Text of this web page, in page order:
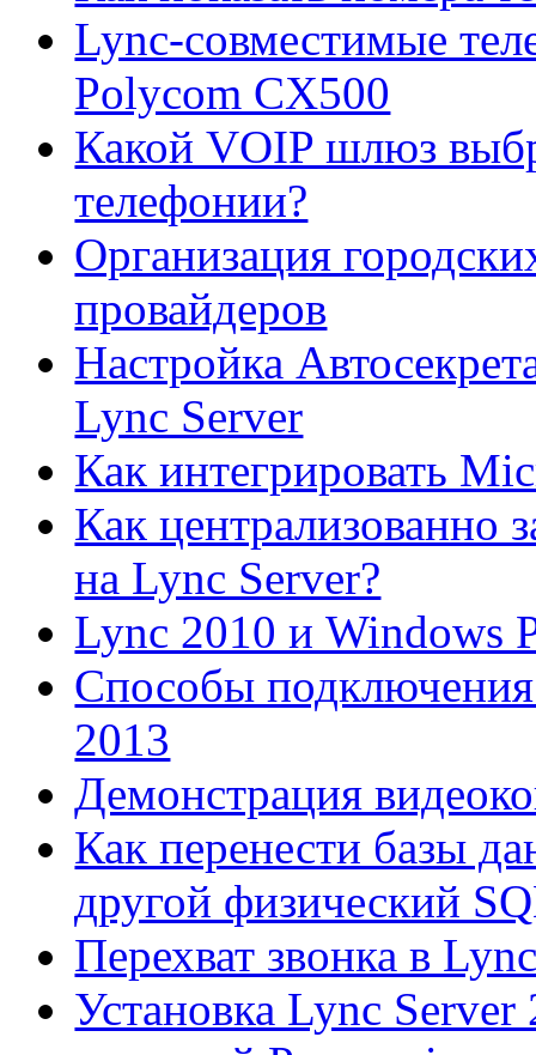
Lync-совместимые
Polycom CX500
Какой VOIP шлюз
телефонии?
Организация
провайдеров
Настройка
Lync Server
Как интегрировать
Как централизованно
на Lync Server?
Lync 2010 и Windows
Способы
2013
Демонстрация
Как перенести базы
другой физический
Перехват звонка в
Установка Lync Server